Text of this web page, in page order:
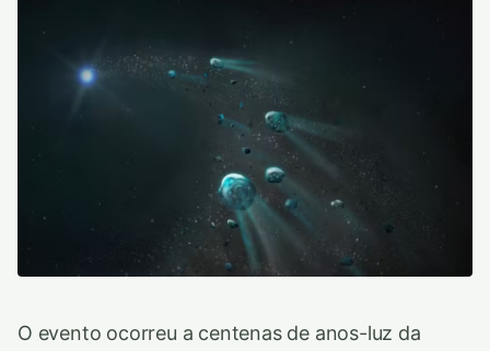
O evento ocorreu a centenas de anos-luz da